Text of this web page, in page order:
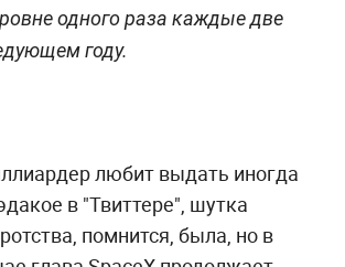
одного раза каждые две
году.
любит выдать иногда
в "Твиттере", шутка
помнится, была, но в